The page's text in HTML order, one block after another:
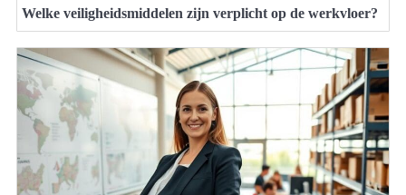
Welke veiligheidsmiddelen zijn verplicht op de werkvloer?